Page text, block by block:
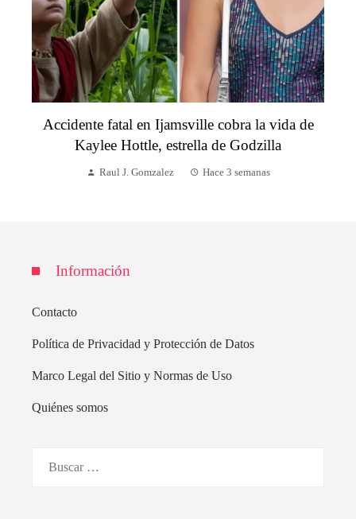
Accidente fatal en Ijamsville cobra la vida de
Kaylee Hottle, estrella de Godzilla
Raul J. Gomzalez Hace 3 semanas
Información
Contacto
Política de Privacidad y Protección de Datos
Marco Legal del Sitio y Normas de Uso
Quiénes somos